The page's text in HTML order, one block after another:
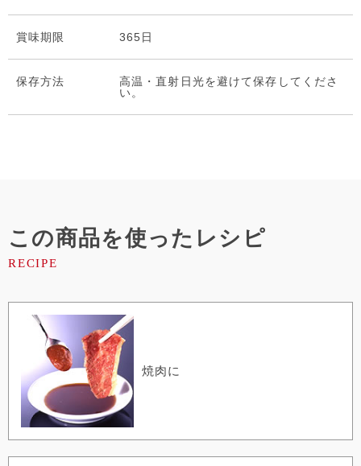
賞味期限 365日
保存⽅法
高温・直射日光を避けて保存してくださ
い。
この商品を使ったレシピ
焼肉に